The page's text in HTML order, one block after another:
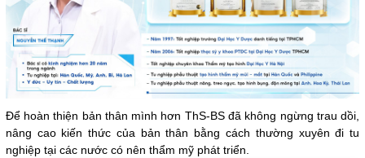
Để hoàn thiện bản thân mình hơn ThS-BS đã không ngừng trau dồi,
nâng cao kiến thức của bản thân bằng cách thường xuyên đi tu
nghiệp tại các nước có nên thẩm mỹ phát triển.